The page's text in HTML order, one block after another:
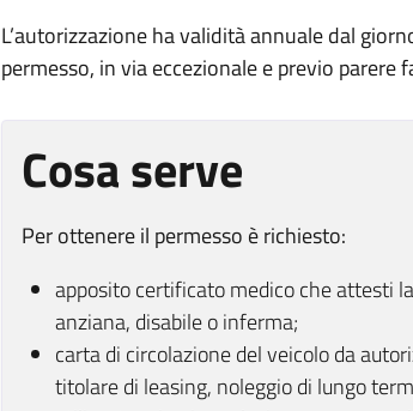
L’autorizzazione ha validità annuale dal
permesso, in via eccezionale e previo
Cosa serve
Per ottenere il permesso è richiesto:
apposito certificato medico che attesti
anziana, disabile o inferma;
carta di circolazione del veicolo da
titolare di leasing, noleggio di lungo